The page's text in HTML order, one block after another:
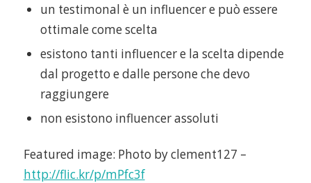
un testimonal è un influencer e può essere
ottimale come scelta
esistono tanti influencer e la scelta dipende
dal progetto e dalle persone che devo
raggiungere
non esistono influencer assoluti
Featured image: Photo by clement127 –
http://flic.kr/p/mPfc3f